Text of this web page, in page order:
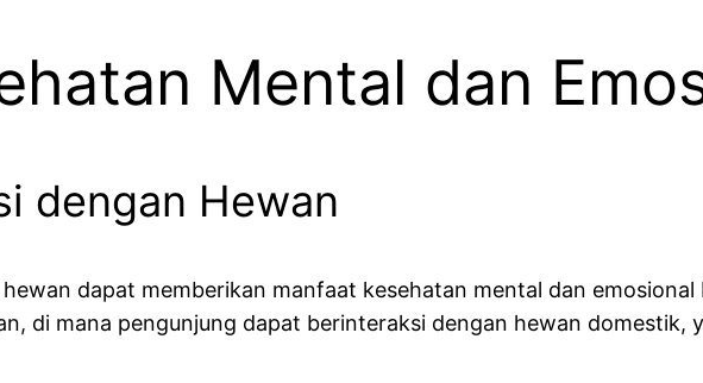
Mental dan
dengan Hewan
dapat memberikan manfaat kesehatan mental dan
di mana pengunjung dapat berinteraksi dengan hewan domestik,